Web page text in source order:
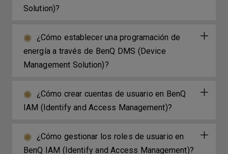
Solution)?
¿Cómo establecer una programación de
energía a través de BenQ DMS (Device
Management Solution)?
¿Cómo crear cuentas de usuario en BenQ
IAM (Identify and Access Management)?
¿Cómo gestionar los roles de usuario en
BenQ IAM (Identify and Access Management)?